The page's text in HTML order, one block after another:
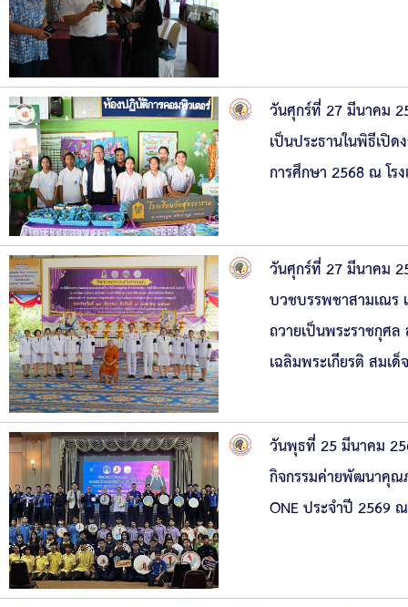
วันศุกร์ที่ 27 มีนาคม
เป็นประธานในพิธีเปิ
การศึกษา 2568 ณ โร
วันศุกร์ที่ 27 มีนาคม
บวชบรรพชาสามเณร
ถวายเป็นพระราชกุศ
เฉลิมพระเกียรติ สมเ
วันพุธที่ 25 มีนาคม
กิจกรรมค่ายพัฒนาคุณ
ONE ประจำปี 2569